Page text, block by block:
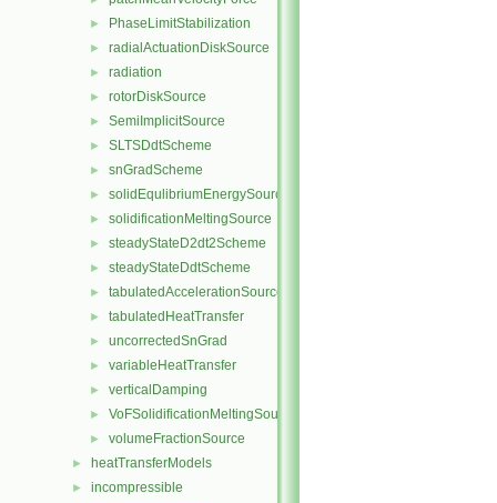
► PhaseLimitStabilization
► radialActuationDiskSource
► radiation
► rotorDiskSource
► SemiImplicitSource
► SLTSDdtScheme
► snGradScheme
► solidEqulibriumEnergySource
► solidificationMeltingSource
► steadyStateD2dt2Scheme
► steadyStateDdtScheme
► tabulatedAccelerationSource
► tabulatedHeatTransfer
► uncorrectedSnGrad
► variableHeatTransfer
► verticalDamping
► VoFSolidificationMeltingSource
► volumeFractionSource
► heatTransferModels
► incompressible